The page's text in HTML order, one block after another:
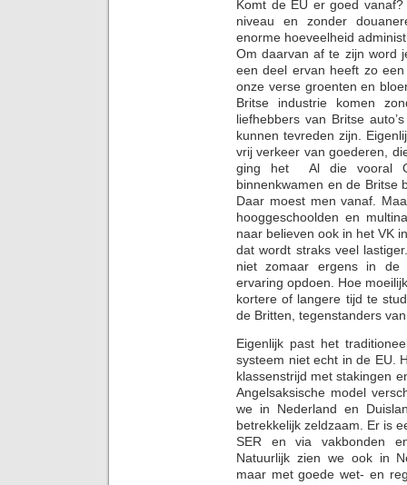
Komt de EU er goed
niveau en zonder
enorme hoeveelheid
Om daarvan af te zijn word
een deel ervan heeft zo
onze verse groenten en
Britse industrie komen
liefhebbers van Britse
kunnen tevreden zijn.
vrij verkeer van goederen,
ging het Al die vooral
binnenkwamen en de Britse
Daar moest men vanaf.
hooggeschoolden en
naar believen ook in het VK
dat wordt straks veel
niet zomaar ergens in de
ervaring opdoen. Hoe
kortere of langere tijd te
de Britten, tegenstanders
Eigenlijk past het
systeem niet echt in de EU.
klassenstrijd met stakingen
Angelsaksische model
we in Nederland en
betrekkelijk zeldzaam. Er is
SER en via vakbonden
Natuurlijk zien we ook in
maar met goede wet- en